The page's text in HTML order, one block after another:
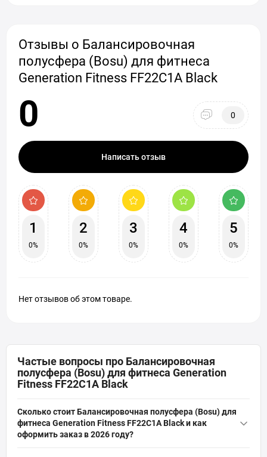
Отзывы о Балансировочная
полусфера (Bosu) для фитнеса
Generation Fitness FF22C1A Black
0 0
Написать отзыв
1
0%
2
0%
3
0%
4
0%
5
0%
Нет отзывов об этом товаре.
Частые вопросы про Балансировочная
полусфера (Bosu) для фитнеса Generation
Fitness FF22C1A Black
Сколько стоит Балансировочная полусфера (Bosu) для
фитнеса Generation Fitness FF22C1A Black и как
оформить заказ в 2026 году?